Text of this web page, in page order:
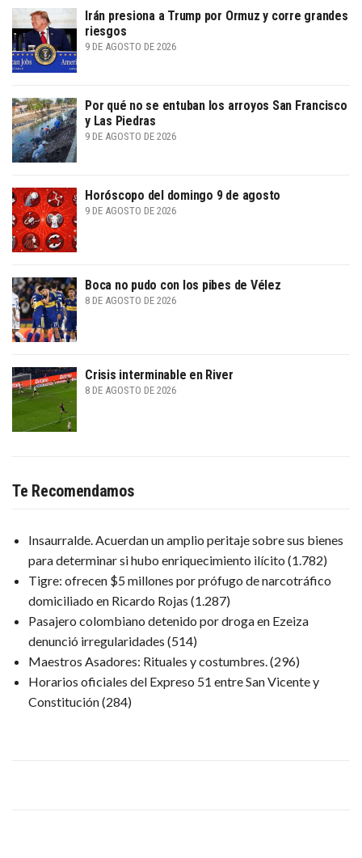
Irán presiona a Trump por Ormuz y corre grandes
riesgos
9 DE AGOSTO DE 2026
Por qué no se entuban los arroyos San Francisco
y Las Piedras
9 DE AGOSTO DE 2026
Horóscopo del domingo 9 de agosto
9 DE AGOSTO DE 2026
Boca no pudo con los pibes de Vélez
8 DE AGOSTO DE 2026
Crisis interminable en River
8 DE AGOSTO DE 2026
Te Recomendamos
Insaurralde. Acuerdan un amplio peritaje sobre sus bienes
para determinar si hubo enriquecimiento ilícito (1.782)
Tigre: ofrecen $5 millones por prófugo de narcotráfico
domiciliado en Ricardo Rojas (1.287)
Pasajero colombiano detenido por droga en Ezeiza
denunció irregularidades (514)
Maestros Asadores: Rituales y costumbres.(296)
Horarios oficiales del Expreso 51 entre San Vicente y
Constitución(284)